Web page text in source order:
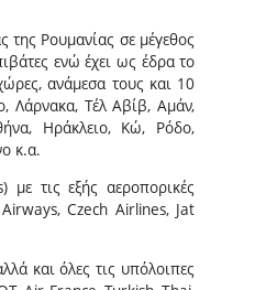
της Ρουμανίας σε μέγεθος
ενώ έχει ως έδρα το
ανάμεσα τους και 10
Λάρνακα, Τέλ Αβίβ, Αμάν,
Ηράκλειο, Κώ, Ρόδο,
κ.α.
τις εξής αεροπορικές
Czech Airlines, Jat
και όλες τις υπόλοιπες